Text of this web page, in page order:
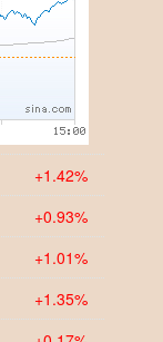
+1.42%
+0.93%
+1.01%
+1.35%